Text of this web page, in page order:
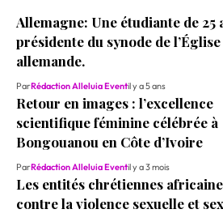
Allemagne: Une étudiante de 25
présidente du synode de
allemande.
ParRédaction Alleluia Eventil y a 5 ans
Retour en images : l’excellence
scientifique féminine célébrée à
Bongouanou en Côte d’Ivoire
ParRédaction Alleluia Eventil y a 3 mois
Les entités chrétiennes
contre la violence sexuelle et